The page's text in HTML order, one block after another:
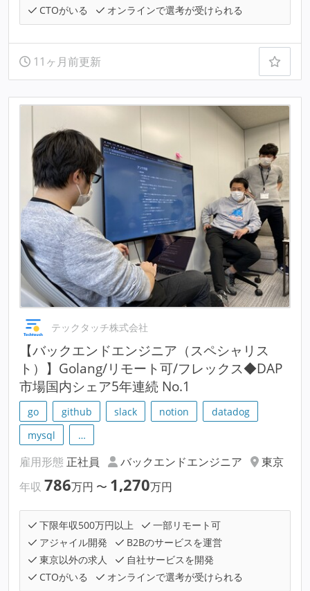
CTOがいる
オンラインで選考が受けられる
11ヶ月前更新
テックタッチ株式会社
【バックエンドエンジニア（スペシャリス
ト）】Golang/リモート可/フレックス◆DAP
市場国内シェア5年連続 No.1
go github slack notion
datadog
mysql
…
雇用形態 正社員 バックエンドエンジニア
東京
年収 786万円 〜 1,270万円
下限年収500万円以上
一部リモート可
アジャイル開発
B2Bのサービスを運営
東京以外の求人
自社サービスを開発
CTOがいる
オンラインで選考が受けられる